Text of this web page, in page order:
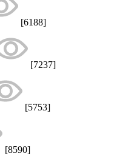
[6188]
[7237]
[5753]
[8590]